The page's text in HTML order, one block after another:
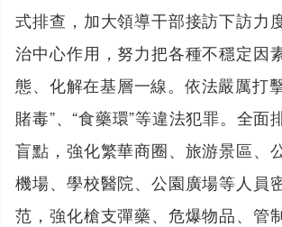
式排查，加大領導干部接訪下訪力
治中心作用，努力把各種不穩定因
態、化解在基層一線。依法嚴厲打
賭毒”、“食藥環”等違法犯罪。全面
盲點，強化繁華商圈、旅游景區、
機場、學校醫院、公園廣場等人員
范，強化槍支彈藥、危爆物品、管